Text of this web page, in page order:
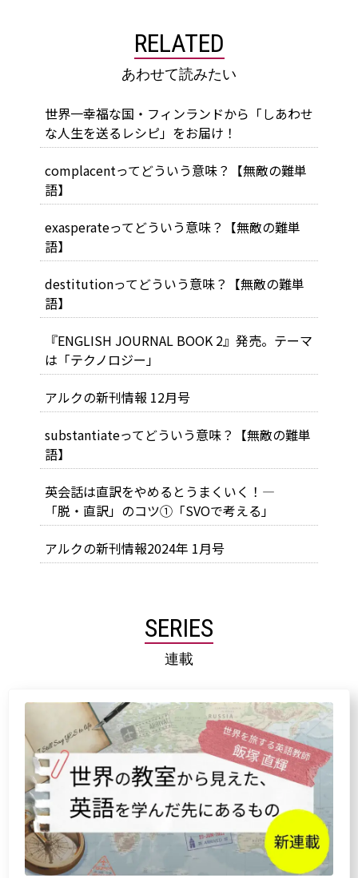
RELATED
あわせて読みたい
世界一幸福な国・フィンランドから「しあわせ
な人生を送るレシピ」をお届け！
complacentってどういう意味？【無敵の難単
語】
exasperateってどういう意味？【無敵の難単
語】
destitutionってどういう意味？【無敵の難単
語】
『ENGLISH JOURNAL BOOK 2』発売。テーマ
は「テクノロジー」
アルクの新刊情報 12月号
substantiateってどういう意味？【無敵の難単
語】
英会話は直訳をやめるとうまくいく！―
「脱・直訳」のコツ①「SVOで考える」
アルクの新刊情報2024年 1月号
SERIES
連載